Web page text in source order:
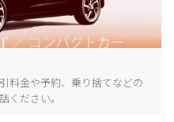
料金や予約、乗り捨てなどの
ください。